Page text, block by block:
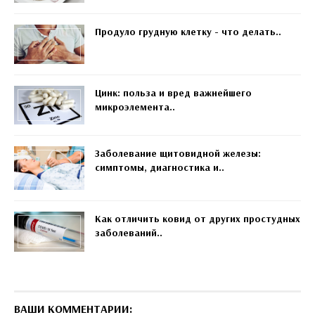
Продуло грудную клетку - что делать..
Цинк: польза и вред важнейшего
микроэлемента..
Заболевание щитовидной железы:
симптомы, диагностика и..
Как отличить ковид от других простудных
заболеваний..
ВАШИ КОММЕНТАРИИ: